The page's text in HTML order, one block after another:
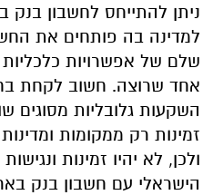
ניתן להתייחס לחשבון בנק
למדינה בה פותחים את
שלם של אפשרויות
אחד שרוצה. חשוב לקחת
השקעות גלובליות מסוגים
זמינות רק ממקומות
ולכן, לא יהיו זמינות
הישראלי עם חשבון בנק